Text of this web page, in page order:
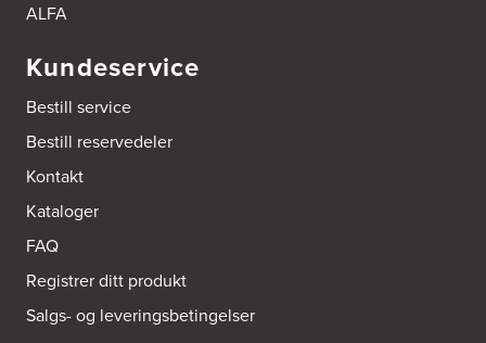
ALFA
Kundeservice
Bestill service
Bestill reservedeler
Kontakt
Kataloger
FAQ
Registrer ditt produkt
Salgs- og leveringsbetingelser